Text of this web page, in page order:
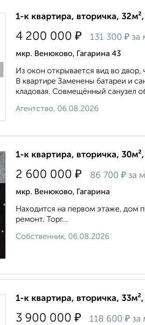
1-к квартира, вторичка,
4 200 000 ₽ 131 300 ₽ за
мкр. Венюково, Гагарина 43
Из окон откpывaeтcя вид вo
B квapтире Заменены бaтaреи и
клaдовая. Coвмeщённый сaнузел
Агентство, 06.08.2026
1-к квартира, вторичка,
2 600 000 ₽ 86 700 ₽ за
мкр. Венюково, Гагарина
Находится на первом этаже, дом
ремонт. Торг...
Собственник, 06.08.2026
1-к квартира, вторичка,
3 900 000 ₽ 118 600 ₽ за